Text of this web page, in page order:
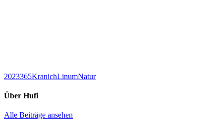
2023365KranichLinumNatur
Über Hufi
Alle Beiträge ansehen